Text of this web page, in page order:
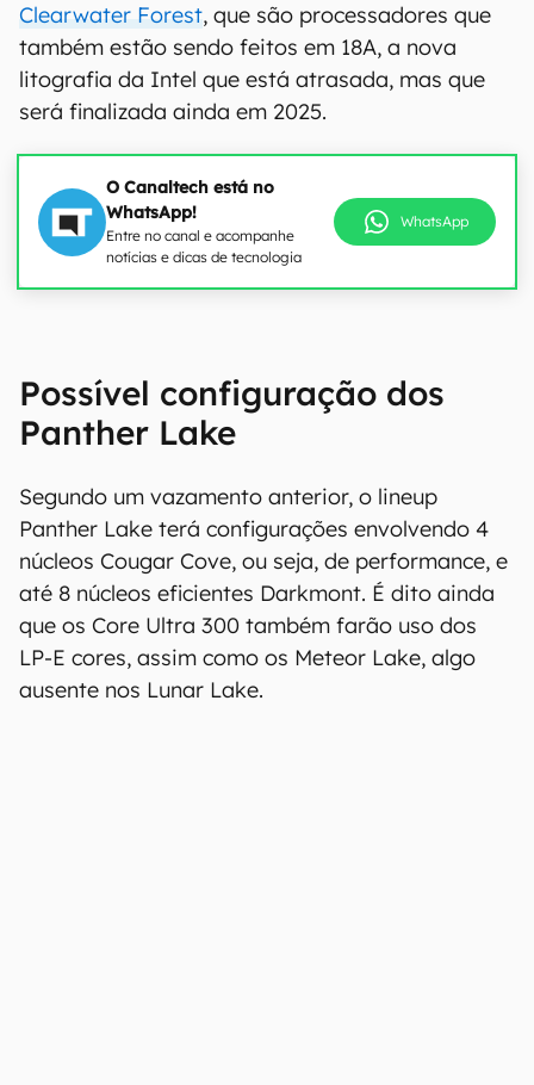
Clearwater Forest, que são processadores que
também estão sendo feitos em 18A, a nova
litografia da Intel que está atrasada, mas que
será finalizada ainda em 2025.
O Canaltech está no
WhatsApp!
Entre no canal e acompanhe
notícias e dicas de tecnologia
WhatsApp
Possível configuração dos
Panther Lake